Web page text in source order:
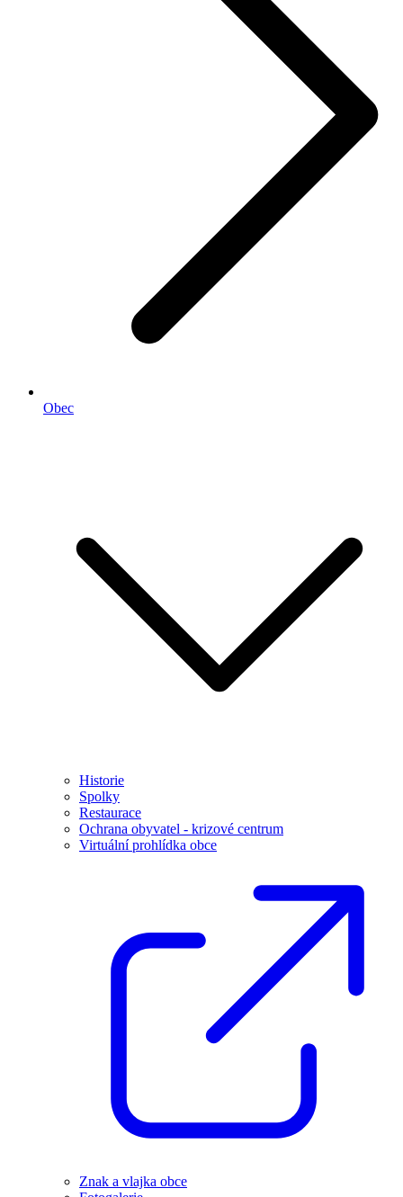
Obec
Historie
Spolky
Restaurace
Ochrana obyvatel - krizové centrum
Virtuální prohlídka obce
Znak a vlajka obce